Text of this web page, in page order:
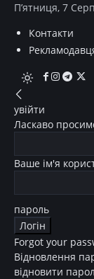
П’ятниця, 7
Контакти
увійти
Ласкаво
Ваше ім'я
пароль
Forgot your
Відновлення
відновити